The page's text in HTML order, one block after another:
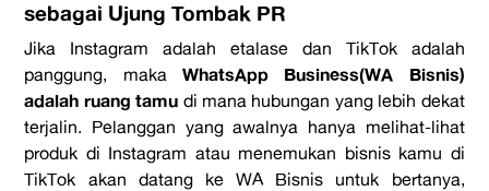
sebagai Ujung Tombak PR
Jika Instagram adalah etalase dan TikTok adalah
panggung, maka WhatsApp Business(WA Bisnis)
adalah ruang tamu di mana hubungan yang lebih dekat
terjalin. Pelanggan yang awalnya hanya melihat-lihat
produk di Instagram atau menemukan bisnis kamu di
TikTok akan datang ke WA Bisnis untuk bertanya,